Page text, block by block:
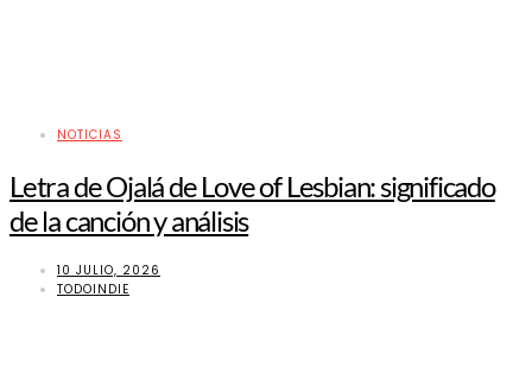
NOTICIAS
Letra de Ojalá de Love of Lesbian: significado
de la canción y análisis
10 JULIO, 2026
TODOINDIE